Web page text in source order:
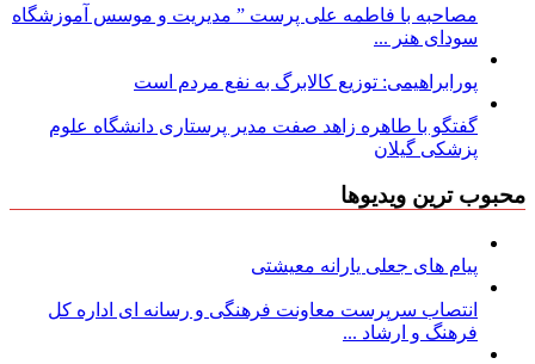
مصاحبه با فاطمه علی پرست ” مدیریت و موسس آموزشگاه
سودای هنر ...
پورابراهیمی: توزیع کالابرگ به نفع مردم است
گفتگو با طاهره زاهد صفت مدیر پرستاری دانشگاه علوم
پزشکی گیلان
محبوب ترین ویدیوها
پیام های جعلی یارانه معیشتی
انتصاب سرپرست معاونت فرهنگی و رسانه ای اداره کل
فرهنگ و ارشاد ...